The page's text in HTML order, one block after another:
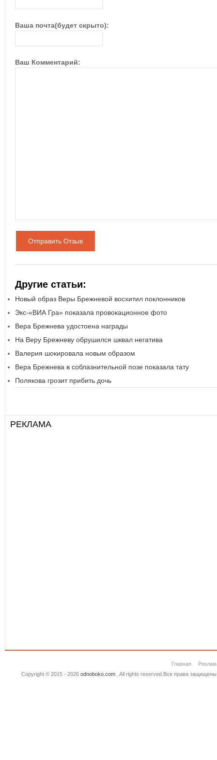
Ваша почта(будет скрыто):
Ваш Комментарий:
Отправить Отзыв
Другие статьи:
Новый образ Веры Брежневой восхитил поклонников
Экс-«ВИА Гра» показала провокационное фото
Вера Брежнева удостоена награды
На Веру Брежневу обрушился шквал негатива
Валерия шокировала новым образом
Вера Брежнева в соблазнительной позе показала тату
Полякова грозит прибить дочь
РЕКЛАМА
Главная
Copyright © 2015 - 2026 odnoboko.com. All rights reserved.Все права защищены.